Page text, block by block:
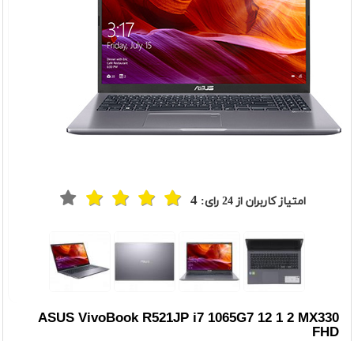
امتیاز کاربران از24 رای: 4
ASUS VivoBook R521JP i7 1065G7 12 1 2 MX330
FHD